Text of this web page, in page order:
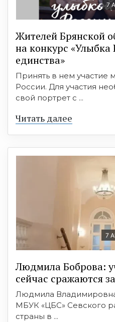
7
Жителей Брянской
на конкурс «Улыбка
единства»
Принять в нем участие
России. Для участия
свой портрет с ...
Читать далее
7
Людмила Боброва:
сейчас сражаются
Людмила
МБУК «ЦБС» Севского
страны в ...